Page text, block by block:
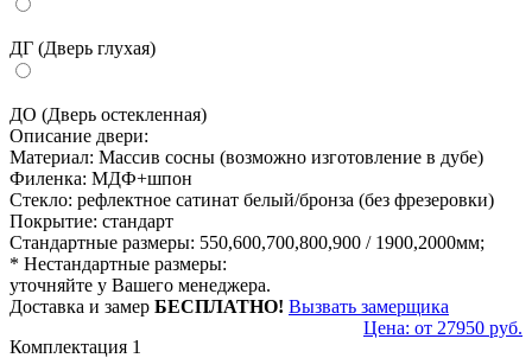
ДГ (Дверь глухая)
ДО (Дверь остекленная)
Описание двери:
Материал: Массив сосны (возможно изготовление в дубе)
Филенка: МДФ+шпон
Стекло: рефлектное сатинат белый/бронза (без фрезеровки)
Покрытие: стандарт
Стандартные размеры: 550,600,700,800,900 / 1900,2000мм;
* Нестандартные размеры:
уточняйте у Вашего менеджера.
Доставка и замер БЕСПЛАТНО! Вызвать замерщика
Цена: от 27950 руб.
Комплектация 1